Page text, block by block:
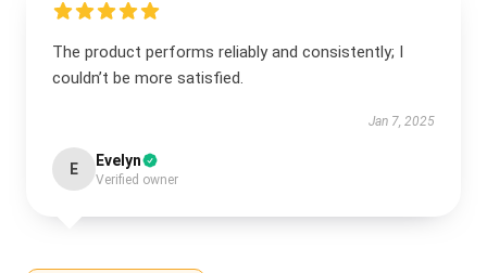
The product performs reliably and consistently; I
couldn’t be more satisfied.
Jan 7, 2025
E Evelyn
Verified owner